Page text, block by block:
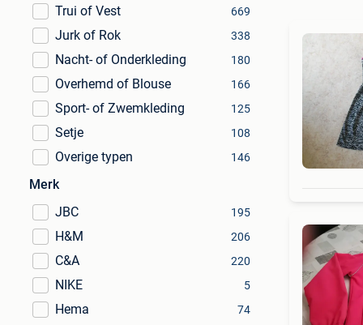
Trui of Vest 669
Jurk of Rok 338
Nacht- of Onderkleding 180
Overhemd of Blouse 166
Sport- of Zwemkleding 125
Setje 108
Overige typen 146
Merk
JBC
195
H&M 206
C&A 220
NIKE 5
Hema
74